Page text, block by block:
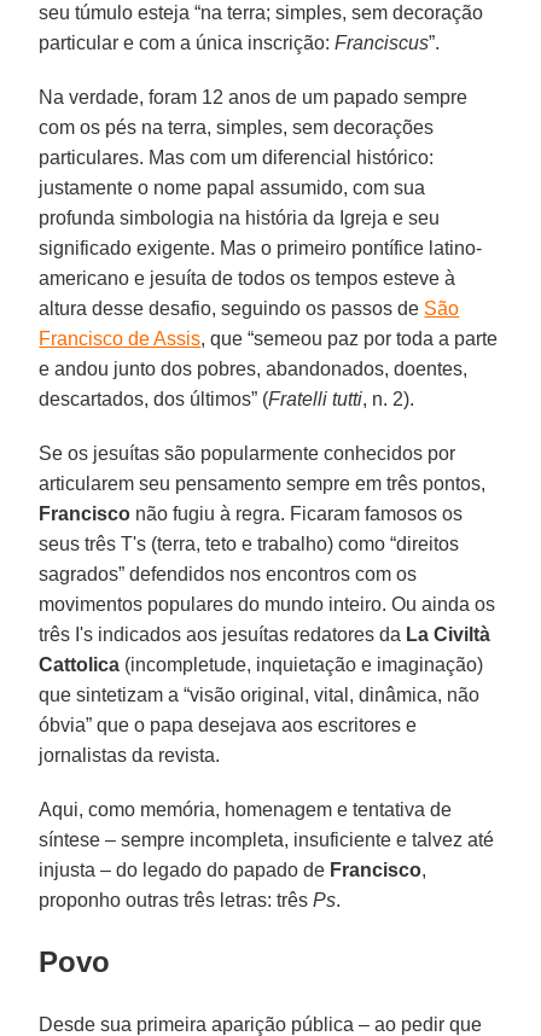
seu túmulo esteja “na terra; simples, sem decoração
particular e com a única inscrição:Franciscus”.
Na verdade, foram 12 anos de um papado sempre
com os pés na terra, simples, sem decorações
particulares. Mas com um diferencial histórico:
justamente o nome papal assumido, com sua
profunda simbologia na história da Igreja e seu
significado exigente. Mas o primeiro pontífice latino-
americano e jesuíta de todos os tempos esteve à
altura desse desafio, seguindo os passos de São
Francisco de Assis, que “semeou paz por toda a parte
e andou junto dos pobres, abandonados, doentes,
descartados, dos últimos” (Fratelli tutti, n. 2).
Se os jesuítas são popularmente conhecidos por
articularem seu pensamento sempre em três pontos,
Francisco não fugiu à regra. Ficaram famosos os
seus três T's (terra, teto e trabalho) como “direitos
sagrados” defendidos nos encontros com os
movimentos populares do mundo inteiro. Ou ainda os
três I's indicados aos jesuítas redatores da La Civiltà
Cattolica (incompletude, inquietação e imaginação)
que sintetizam a “visão original, vital, dinâmica, não
óbvia” que o papa desejava aos escritores e
jornalistas da revista.
Aqui, como memória, homenagem e tentativa de
síntese – sempre incompleta, insuficiente e talvez até
injusta – do legado do papado de Francisco,
proponho outras três letras: trêsPs.
Povo
Desde sua primeira aparição pública – ao pedir que